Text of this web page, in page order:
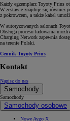
Każdy egzemplarz Toyoty Prius
W zestawie znajduje się również
z pokrowcem, a także kabel
W autoryzowanych salonach
Obsługa procesu ładowania
Charging Network zapewnia
na terenie Polski.
Cennik Toyoty Prius
Kontakt
Napisz do nas
Samochody
Samochody
Samochody osobowe
Nowe Aygo X